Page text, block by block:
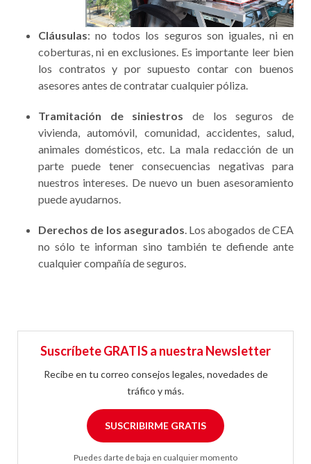
Cláusulas: no todos los seguros son iguales, ni en
coberturas, ni en exclusiones. Es importante leer bien
los contratos y por supuesto contar con buenos
asesores antes de contratar cualquier póliza.
Tramitación de siniestros de los seguros de
vivienda, automóvil, comunidad, accidentes, salud,
animales domésticos, etc. La mala redacción de un
parte puede tener consecuencias negativas para
nuestros intereses. De nuevo un buen asesoramiento
puede ayudarnos.
Derechos de los asegurados. Los abogados de CEA
no sólo te informan sino también te defiende ante
cualquier compañía de seguros.
Suscríbete GRATIS a nuestra Newsletter
Recibe en tu correo consejos legales, novedades de
tráfico y más.
SUSCRIBIRME GRATIS
Puedes darte de baja en cualquier momento